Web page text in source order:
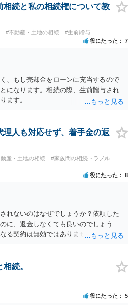
頼できる友人や専門職）に管理させ、
護費に優先充当 ・残余を友人や慈善団
ではなく信託帰属になるため、子の関
言＋生命保険の組合せ 生活資金は手元
人・団体にした保険を活用。保険金は
策にも有効と思われます。 ③負担付死
に、死亡時に財産を渡す」契約。条件
安心を担保できます。 ④ 寄附予約＋解
しつつ、資金不足時は解除できる条項
われます。
相続と私の相続権について教
#不動産・土地の相続 #生前贈与
役にたった 7
、もし売却金をローンに充当するので
になります。相続の際、生前贈与され
ます。
理人も対応せず、着手金の返
産・土地の相続
#家族間の相続トラブル
役にたった 8
れないのはなぜでしょうか？依頼した
に、返金しなくても良いのでしょう
なる契約は無効ではありませんか？
弁護士が所属する弁護士会に相談さ
れた弁護士は脳梗塞で倒れたようで
理を倒れた弁護士の判断で復代理を
の選任は有効なのかという問題もあ
続。
役にたった 5